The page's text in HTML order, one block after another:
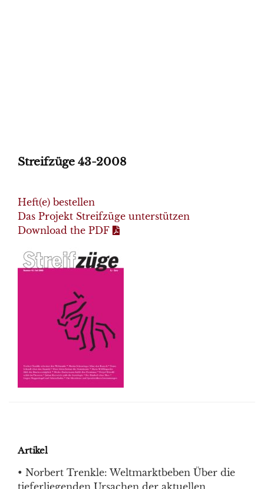
Streifzüge 43-2008
Heft(e) bestellen
Das Projekt Streifzüge unterstützen
Download the PDF
Artikel
• Norbert Trenkle: Weltmarktbeben Über die
tieferliegenden Ursachen der aktuellen